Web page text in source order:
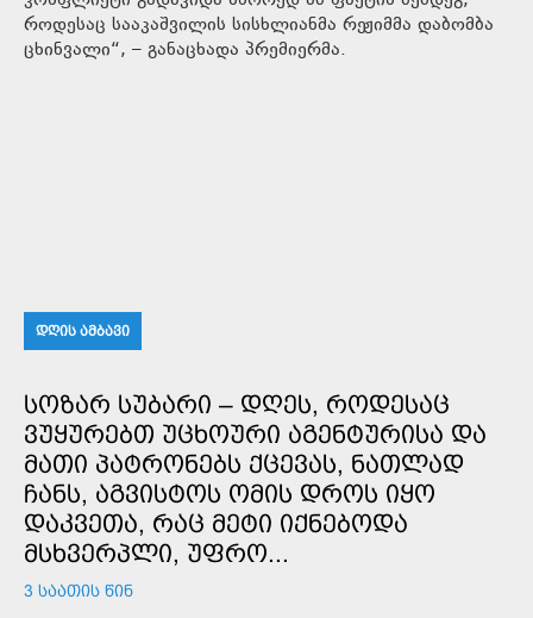
როდესაც სააკაშვილის სისხლიანმა რეჟიმმა დაბომბა
ცხინვალი“, – განაცხადა პრემიერმა.
ᲓᲦᲘᲡ ᲐᲛᲑᲐᲕᲘ
ᲡᲝᲖᲐᲠ ᲡᲣᲑᲐᲠᲘ – ᲓᲦᲔᲡ, ᲠᲝᲓᲔᲡᲐᲪ
ᲕᲣᲧᲣᲠᲔᲑᲗ ᲣᲪᲮᲝᲣᲠᲘ ᲐᲒᲔᲜᲢᲣᲠᲘᲡᲐ ᲓᲐ
ᲛᲐᲗᲘ ᲞᲐᲢᲠᲝᲜᲔᲑᲡ ᲥᲪᲔᲕᲐᲡ, ᲜᲐᲗᲚᲐᲓ
ᲩᲐᲜᲡ, ᲐᲒᲕᲘᲡᲢᲝᲡ ᲝᲛᲘᲡ ᲓᲠᲝᲡ ᲘᲧᲝ
ᲓᲐᲙᲕᲔᲗᲐ, ᲠᲐᲪ ᲛᲔᲢᲘ ᲘᲥᲜᲔᲑᲝᲓᲐ
ᲛᲡᲮᲕᲔᲠᲞᲚᲘ, ᲣᲤᲠᲝ...
3 ᲡᲐᲐᲗᲘᲡ ᲬᲘᲜ